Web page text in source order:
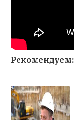
Рекомендуем: